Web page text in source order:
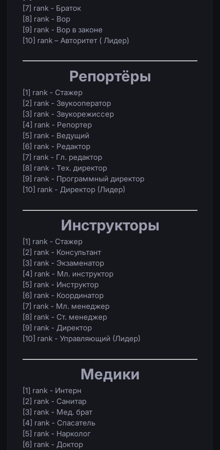
[7] rank - Браток
[8] rank - Вор
[9] rank - Вор в законе
[10] rank – Авторитет ( Лидер)
Репортёры
[1] rank - Стажер
[2] rank - Звукооператор
[3] rank - Звукорежиссер
[4] rank - Репортер
[5] rank - Ведущий
[6] rank - Редактор
[7] rank - Гл. редактор
[8] rank - Тех. директор
[9] rank - Программный директор
[10] rank - Директор (Лидер)
Инструкторы
[1] rank - Стажер
[2] rank - Консультант
[3] rank - Экзаменатор
[4] rank - Мл. инструктор
[5] rank - Инструктор
[6] rank - Координатор
[7] rank - Мл. менеджер
[8] rank - Ст. менеджер
[9] rank - Директор
[10] rank - Управляющий (Лидер)
Медики
[1] rank - Интерн
[2] rank - Санитар
[3] rank - Мед. брат
[4] rank - Спасатель
[5] rank - Нарколог
[6] rank - Доктор